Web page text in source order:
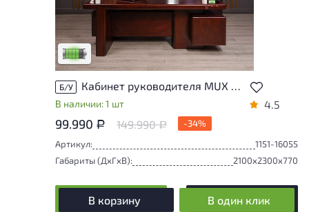
У товара присутствуют незначительные
следы эксплуатации, не влияющие на
удобство его использования
Низкая степень износа
Б/У
В наличии: 1 шт 4.5
99.990 Р 149.990Р
-34%
Артикул:
1151-16055
Габариты (ДxГxВ):
2100x2300x770
В корзину В один клик